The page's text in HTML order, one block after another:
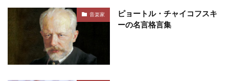
音楽家
ピョートル・チャイコフスキ
ーの名言格言集